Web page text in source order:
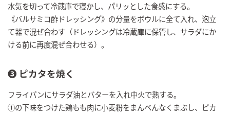
水気を切って冷蔵庫で寝かし、パリッとした食感にする。
《バルサミコ酢ドレッシング》の分量をボウルに全て入れ、泡立
て器で混ぜ合わす（ドレッシングは冷蔵庫に保管し、サラダにか
ける前に再度混ぜ合わせる）。
➌ ピカタを焼く
フライパンにサラダ油とバターを入れ中火で熱する。
①の下味をつけた鶏もも肉に小麦粉をまんべんなくまぶし、ピカ